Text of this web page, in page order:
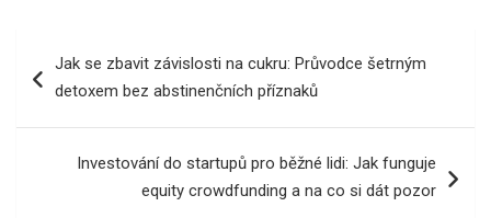
proJak se zbavit závislosti na cukru: Průvodce šetrným
detoxem bez abstinenčních příznaků
Investování do startupů pro běžné lidi: Jak funguje
equity crowdfunding a na co si dát pozor